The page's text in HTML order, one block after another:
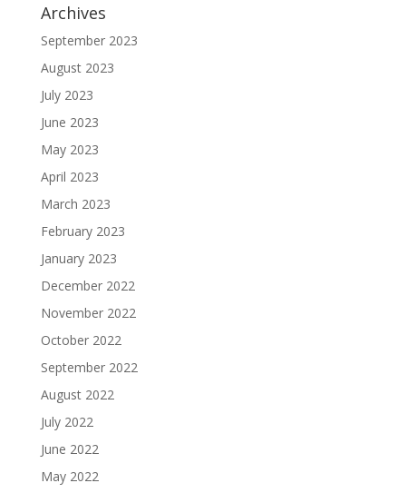
Archives
September 2023
August 2023
July 2023
June 2023
May 2023
April 2023
March 2023
February 2023
January 2023
December 2022
November 2022
October 2022
September 2022
August 2022
July 2022
June 2022
May 2022